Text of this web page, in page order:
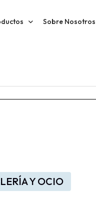
Sobre Nosotros
Y OCIO